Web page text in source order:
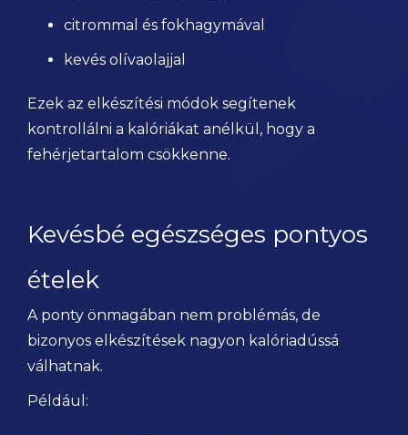
citrommal és fokhagymával
kevés olívaolajjal
Ezek az elkészítési módok segítenek
kontrollálni a kalóriákat anélkül, hogy a
fehérjetartalom csökkenne.
Kevésbé egészséges pontyos
ételek
A ponty önmagában nem problémás, de
bizonyos elkészítések nagyon kalóriadússá
válhatnak.
Például: